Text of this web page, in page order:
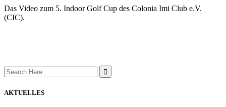
Das Video zum 5. Indoor Golf Cup des Colonia Imi Club e.V.
(CIC).
Search
for:
AKTUELLES